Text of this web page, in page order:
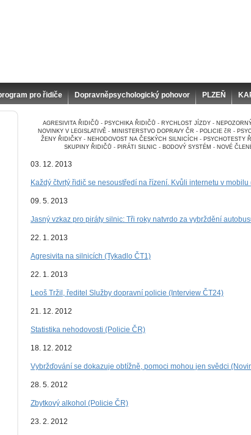
AGRESIVITA ŘIDIČŮ - PSYCHIKA ŘIDIČŮ - RYCHLOST JÍZDY -
NOVINKY V LEGISLATIVĚ - MINISTERSTVO DOPRAVY ČR - POLICIE čR -
ŽENY ŘIDIČKY - NEHODOVOST NA ČESKÝCH SILNICÍCH - PSYCHOTESTY
SKUPINY ŘIDIČŮ - PIRÁTI SILNIC - BODOVÝ SYSTÉM - NOVÉ
03. 12. 2013
Každý čtvrtý řidič se nesoustředí na řízení. Kvůli internetu v mobilu
09. 5. 2013
Jasný vzkaz pro piráty silnic: Tři roky natvrdo za vybrždění
22. 1. 2013
Agresivita na silnicích (Tykadlo ČT1)
22. 1. 2013
Leoš Tržil, ředitel Služby dopravní policie (Interview ČT24)
21. 12. 2012
Statistika nehodovosti (Policie ČR)
18. 12. 2012
Vybržďování se dokazuje obtížně, pomoci mohou jen svědci
28. 5. 2012
Zbytkový alkohol (Policie ČR)
23. 2. 2012
pro řidiče Dopravněpsychologický pohovor PLZEŇ